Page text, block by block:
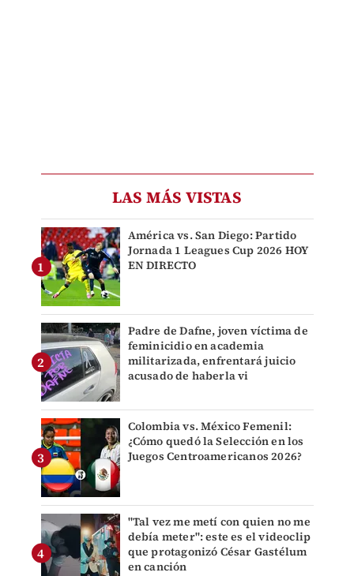
LAS MÁS VISTAS
América vs. San Diego: Partido
Jornada 1 Leagues Cup 2026 HOY
EN DIRECTO
Padre de Dafne, joven víctima de
feminicidio en academia
militarizada, enfrentará juicio
acusado de haberla vi
Colombia vs. México Femenil:
¿Cómo quedó la Selección en los
Juegos Centroamericanos 2026?
"Tal vez me metí con quien no me
debía meter": este es el videoclip
que protagonizó César Gastélum
en canción